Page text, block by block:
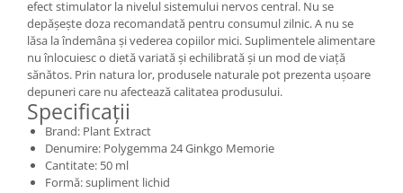
efect stimulator la nivelul sistemului nervos central. Nu se
depășește doza recomandată pentru consumul zilnic. A nu se
lăsa la îndemâna și vederea copiilor mici. Suplimentele alimentare
nu înlocuiesc o dietă variată și echilibrată și un mod de viață
sănătos. Prin natura lor, produsele naturale pot prezenta ușoare
depuneri care nu afectează calitatea produsului.
Specificații
Brand: Plant Extract
Denumire: Polygemma 24 Ginkgo Memorie
Cantitate: 50 ml
Formă: supliment lichid